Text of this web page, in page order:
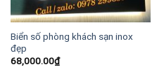
Biển số phòng khách sạn inox
đẹp
68,000.00₫